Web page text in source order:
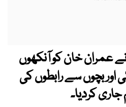
عمران خان کو آنکھوں
اور بچوں سے رابطوں کی
کردیا۔